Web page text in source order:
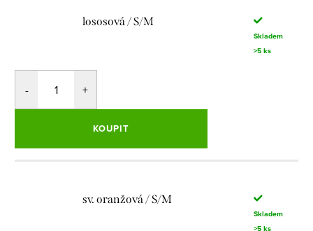
lososová / S/M
Skladem
>5 ks
KOUPIT
sv. oranžová / S/M
Skladem
>5 ks